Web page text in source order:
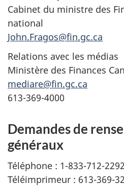
Cabinet du ministre des
national
John.Fragos@fin.gc.ca
Relations avec les médias
Ministère des Finances
mediare@fin.gc.ca
613-369-4000
Demandes de
généraux
Téléphone : 1-833-712-2292
Téléimprimeur : 613-369-